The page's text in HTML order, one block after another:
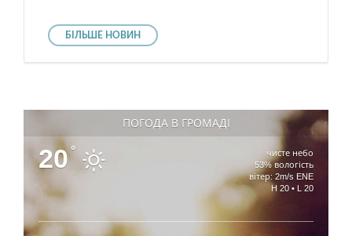
БІЛЬШЕ НОВИН
ПОГОДА В ГРОМАДІ
20°
чисте небо
53% вологість
вітер: 2m/s ENE
H 20 • L 20